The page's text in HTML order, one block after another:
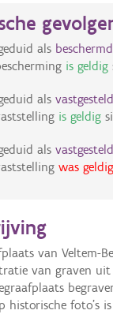
als
is geldig
als
is geldig
als
was geldig
van Veltem-
van graven uit
historische foto’s